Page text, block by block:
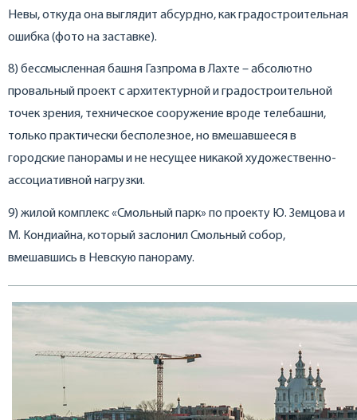
Невы, откуда она выглядит абсурдно, как градостроительная
ошибка (фото на заставке).
8) бессмысленная башня Газпрома в Лахте – абсолютно
провальный проект с архитектурной и градостроительной
точек зрения, техническое сооружение вроде телебашни,
только практически бесполезное, но вмешавшееся в
городские панорамы и не несущее никакой художественно-
ассоциативной нагрузки.
9) жилой комплекс «Смольный парк» по проекту Ю. Земцова и
М. Кондиайна, который заслонил Смольный собор,
вмешавшись в Невскую панораму.